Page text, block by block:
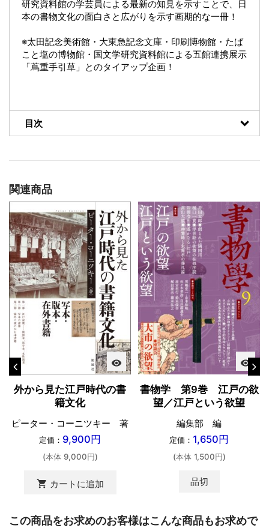
研究資料館の学芸員による最新の知見を示すことで、日
本の書物文化の面白さと広がりを示す画期的な一冊！
※太田記念美術館・大東急記念文庫・印刷博物館・たば
こと塩の博物館・国文学研究資料館による五館連携展示
「蔦重手引草」とのタイアップ企画！
目次
関連商品
visibility
外から見た江戸時代の書
籍文化
ピーター・コーニツキー 著
定価： 9,900円
(本体 9,000円)
shopping_cart カートに追加
visibility
書物学 第9巻 江戸の欲
望／江戸という欲望
編集部 編
定価： 1,650円
(本体 1,500円)
品切
この商品をお求めのお客様はこんな商品もお求めで